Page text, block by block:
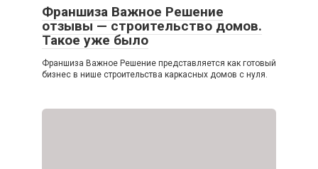
Франшиза Важное Решение
отзывы — строительство домов.
Такое уже было
Франшиза Важное Решение представляется как готовый
бизнес в нише строительства каркасных домов с нуля.